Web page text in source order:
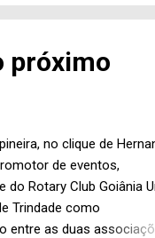
a respeito das
próximo
no clique de
de eventos,
Rotary Club Goiânia
Trindade como
entre as duas